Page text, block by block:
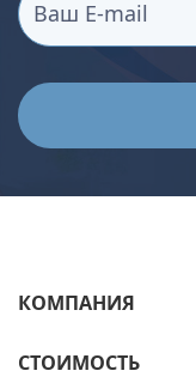
КОМПАНИЯ
СТОИМОСТЬ